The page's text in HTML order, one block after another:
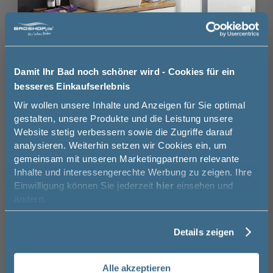
Damit Ihr Bad noch schöner wird - Cookies für ein
besseres Einkaufserlebnis
Wir wollen unsere Inhalte und Anzeigen für Sie optimal
gestalten, unsere Produkte und die Leistung unsere
Website stetig verbessern sowie die Zugriffe darauf
analysieren. Weiterhin setzen wir Cookies ein, um
gemeinsam mit unseren Marketingpartnern relevante
Inhalte und interessengerechte Werbung zu zeigen. Ihre
Einwilligung können Sie jederzeit hier einsehen und
ändern.
Details zeigen
Alle akzeptieren
-43%
Wandwaschtisch - 130 cm, mit 2
Überläufen, mit 2 Hahnlöchern,
ungeschliffen, Weiß Alpin
Das könnte Sie auch
interessieren
16
Überlauf, weiß, KeraTect
Jetzt 50 € sparen!
Melde Sie sich hier zu unserem
Newsletter an und sparen Sie
50€* auf Ihre Bestellung!